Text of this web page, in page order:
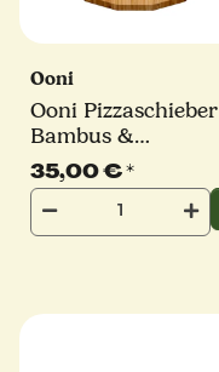
Ooni
Ooni Pizzaschieber
Bambus &
Servierbrett | Ø 30
cm | Länge: 50 cm
35,00 €*